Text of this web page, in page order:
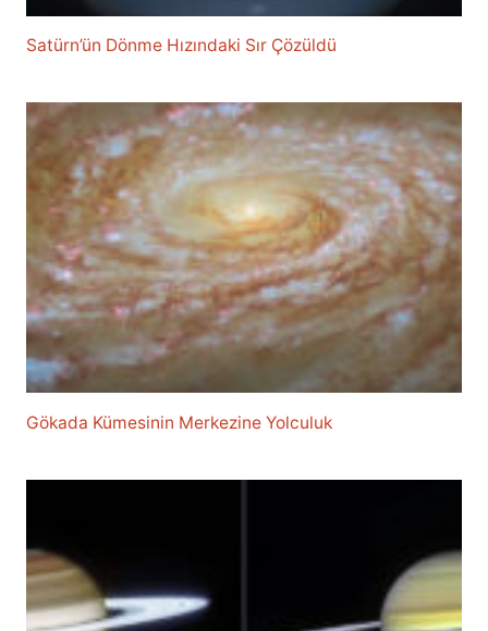
Satürn’ün Dönme Hızındaki Sır Çözüldü
Gökada Kümesinin Merkezine Yolculuk